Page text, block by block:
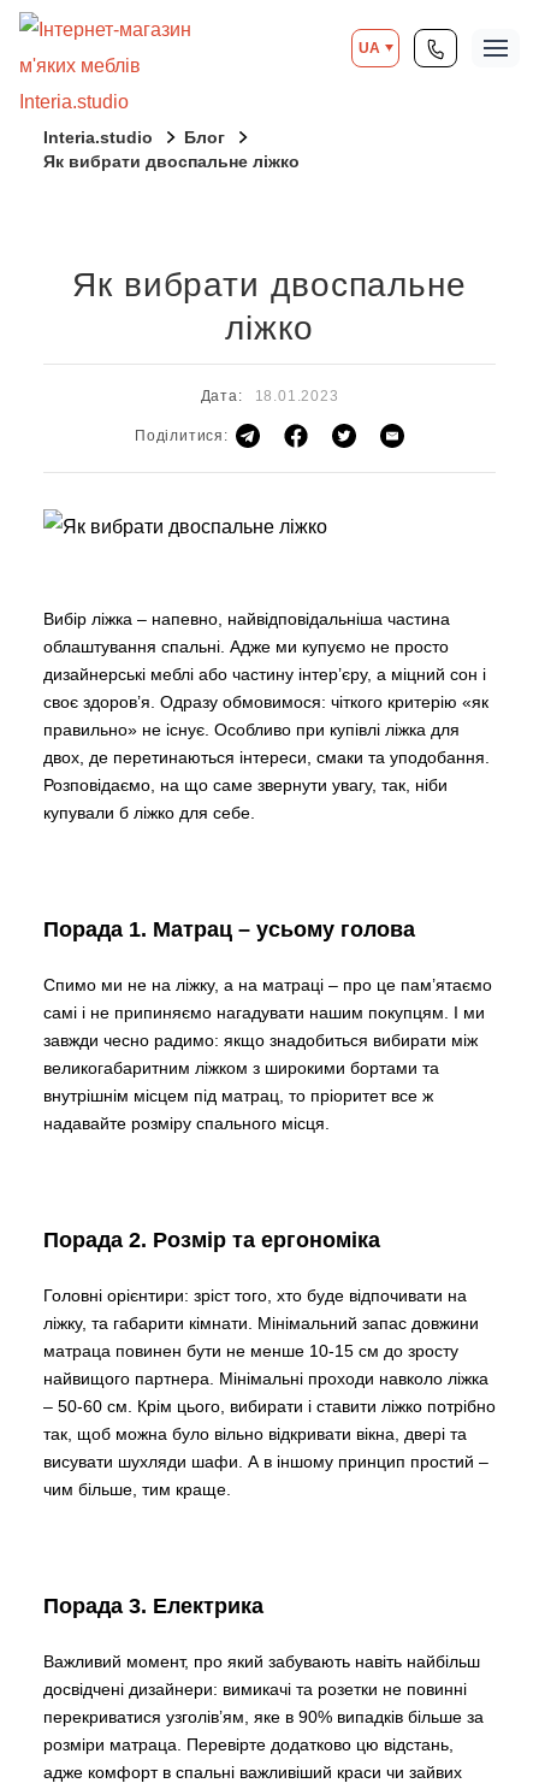
UA
Interia.studio
Блог
Як вибрати двоспальне ліжко
Як вибрати двоспальне
ліжко
Поділитися:
Дата: 18.01.2023
Вибір ліжка – напевно, найвідповідальніша частина
облаштування спальні. Адже ми купуємо не просто
дизайнерські меблі або частину інтер’єру, а міцний сон і
своє здоров’я. Одразу обмовимося: чіткого критерію «як
правильно» не існує. Особливо при купівлі ліжка для
двох, де перетинаються інтереси, смаки та уподобання.
Розповідаємо, на що саме звернути увагу, так, ніби
купували б ліжко для себе.
Порада 1. Матрац – усьому голова
Спимо ми не на ліжку, а на матраці – про це пам’ятаємо
самі і не припиняємо нагадувати нашим покупцям. І ми
завжди чесно радимо: якщо знадобиться вибирати між
великогабаритним ліжком з широкими бортами та
внутрішнім місцем під матрац, то пріоритет все ж
надавайте розміру спального місця.
Порада 2. Розмір та ергономіка
Головні орієнтири: зріст того, хто буде відпочивати на
ліжку, та габарити кімнати. Мінімальний запас довжини
матраца повинен бути не менше 10-15 см до зросту
найвищого партнера. Мінімальні проходи навколо ліжка
– 50-60 см. Крім цього, вибирати і ставити ліжко потрібно
так, щоб можна було вільно відкривати вікна, двері та
висувати шухляди шафи. А в іншому принцип простий –
чим більше, тим краще.
Порада 3. Електрика
Важливий момент, про який забувають навіть найбільш
досвідчені дизайнери: вимикачі та розетки не повинні
перекриватися узголів’ям, яке в 90% випадків більше за
розміри матраца. Перевірте додатково цю відстань,
адже комфорт в спальні важливіший краси чи зайвих